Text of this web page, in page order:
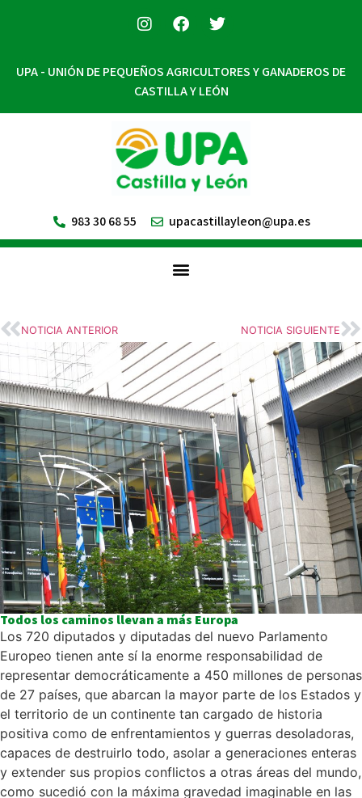
UPA - UNIÓN DE PEQUEÑOS AGRICULTORES Y GANADEROS DE
CASTILLA Y LEÓN
983 30 68 55 upacastillayleon@upa.es
NOTICIA ANTERIOR NOTICIA SIGUIENTE
Todos los caminos llevan a más Europa
Los 720 diputados y diputadas del nuevo Parlamento
Europeo tienen ante sí la enorme responsabilidad de
representar democráticamente a 450 millones de personas
de 27 países, que abarcan la mayor parte de los Estados y
el territorio de un continente tan cargado de historia
positiva como de enfrentamientos y guerras desoladoras,
capaces de destruirlo todo, asolar a generaciones enteras
y extender sus propios conflictos a otras áreas del mundo,
como sucedió con la máxima gravedad imaginable en las